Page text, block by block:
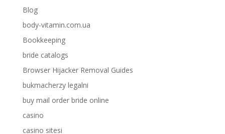
Blog
body-vitamin.com.ua
Bookkeeping
bride catalogs
Browser Hijacker Removal Guides
bukmacherzy legalni
buy mail order bride online
casino
casino sitesi